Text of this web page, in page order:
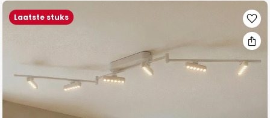
Laatste stuks
Ga
naar
afbeeldingen-